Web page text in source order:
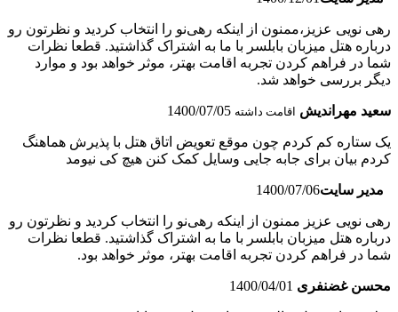
رهی نویی عزیز،ممنون از اینکه رهی‌نو را انتخاب کردید و نظرتون رو
درباره هتل میزبان بابلسر با ما به اشتراک گذاشتید. قطعا نظرات
شما در فراهم کردن تجربه اقامت بهتر، موثر خواهد بود و موارد
دیگر بررسی خواهد شد.
سعید مهراندیش اقامت داشته 1400/07/05
یک ستاره کم کردم چون موقع تعویض اتاق هتل با پذیرش هماهنگ
کردم بیان برای جابه جایی وسایل کمک کنن هیچ کی نیومد
مدیر سایت1400/07/06
رهی نویی عزیز ممنون از اینکه رهی‌نو را انتخاب کردید و نظرتون رو
درباره هتل میزبان بابلسر با ما به اشتراک گذاشتید. قطعا نظرات
شما در فراهم کردن تجربه اقامت بهتر، موثر خواهد بود.
محسن غضنفری 1400/04/01